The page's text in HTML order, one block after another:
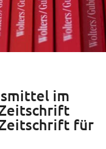
im
für